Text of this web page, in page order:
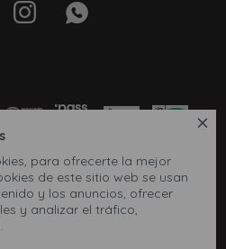

para ofrecerte la mejor
de este sitio web se usan
y los anuncios, ofrecer
y analizar el tráfico,
 